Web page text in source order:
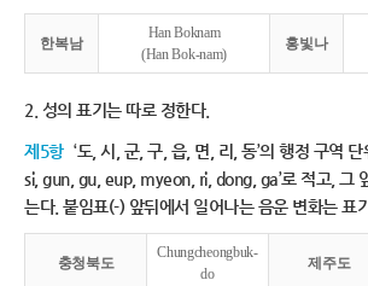
한복남
Han Boknam
(Han Bok-nam)
홍빛나
2. 성의 표기는 따로 정한다.
제5항 ‘도, 시, 군, 구, 읍, 면, 리, 동’의 행정 구역 단
si, gun, gu, eup, myeon, ri, dong, ga’로 적고, 그
는다. 붙임표(-) 앞뒤에서 일어나는 음운 변화는 표
충청북도
Chungcheongbuk-
do
제주도